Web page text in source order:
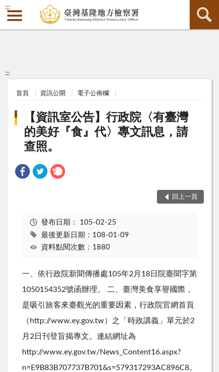
:::
:::
首頁 資訊公開 電子公佈欄
【資訊室公告】行政院〈有臺灣
的美好『食』代〉專文訊息，請
查照。
回上一頁
發布日期： 105-02-25
最後更新日期：108-01-09
資料點閱次數：1880
一、依行政院新聞傳播處105年2月18日院臺聞字第
1050154352號函辦理。 二、臺灣美食享譽國際，
是吸引旅客來臺觀光的重要因素，行政院官網首頁
（http://www.ey.gov.tw）之「時政講義」單元於2
月2日刊登旨揭專文。連結網址為
http://www.ey.gov.tw/News_Content16.aspx?
n=E9B83B707737B701&s=579317293AC896C8。